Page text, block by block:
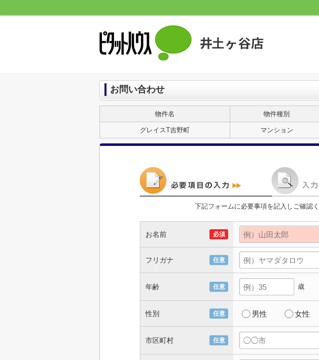
お問い合わせ
物件名 物件種別
グレイスT吉野町 マンション
下記フォームに必要事項を記入しご確認
お名前 必須
フリガナ 任意
年齢 任意 歳
性別 任意 男性 女性
市区町村 任意